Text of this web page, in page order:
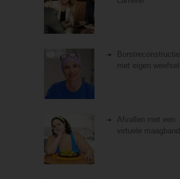
Borstreconstructie
met eigen weefsel
Afvallen met een
virtuele maagband